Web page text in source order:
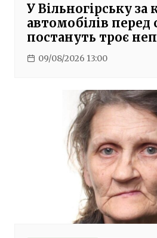
У Вільногірську за
автомобілів перед
постануть троє
09/08/2026 13:00